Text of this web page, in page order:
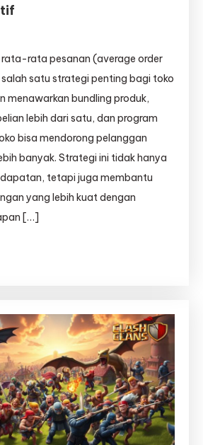
rata-rata pesanan (average order
satu strategi penting bagi toko
menawarkan bundling produk,
lebih dari satu, dan program
bisa mendorong pelanggan
banyak. Strategi ini tidak hanya
tetapi juga membantu
yang lebih kuat dengan
[…]